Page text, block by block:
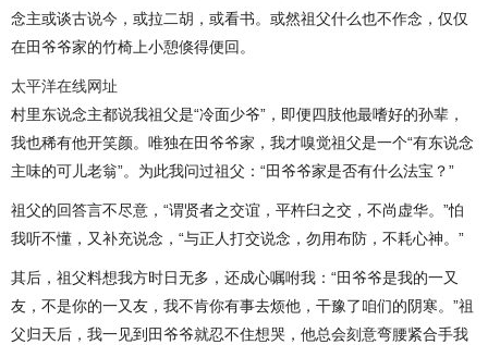
念主或谈古说今，或拉二胡，或看书。或然祖父什么也不作念，仅仅
在田爷爷家的竹椅上小憩倏得便回。
太平洋在线网址
村里东说念主都说我祖父是“冷面少爷”，即便四肢他最嗜好的孙辈，
我也稀有他开笑颜。唯独在田爷爷家，我才嗅觉祖父是一个“有东说念
主味的可儿老翁”。为此我问过祖父：“田爷爷家是否有什么法宝？”
祖父的回答言不尽意，“谓贤者之交谊，平杵臼之交，不尚虚华。”怕
我听不懂，又补充说念，“与正人打交说念，勿用布防，不耗心神。”
其后，祖父料想我方时日无多，还成心嘱咐我：“田爷爷是我的一又
友，不是你的一又友，我不肯你有事去烦他，干豫了咱们的阴寒。”祖
父归天后，我一见到田爷爷就忍不住想哭，他总会刻意弯腰紧合手我